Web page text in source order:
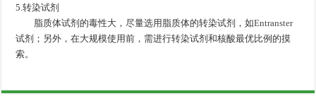
5.转染试剂
脂质体试剂的毒性大，尽量选用脂质体的转染试剂，如Entranster
试剂；另外，在大规模使用前，需进行转染试剂和核酸最优比例的摸
索。